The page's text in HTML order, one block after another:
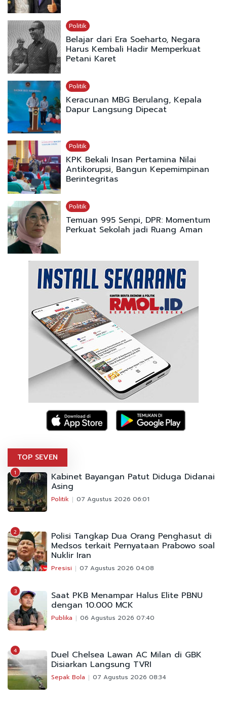
Politik
Belajar dari Era Soeharto, Negara
Harus Kembali Hadir Memperkuat
Petani Karet
Politik
Keracunan MBG Berulang, Kepala
Dapur Langsung Dipecat
Politik
KPK Bekali Insan Pertamina Nilai
Antikorupsi, Bangun Kepemimpinan
Berintegritas
Politik
Temuan 995 Senpi, DPR: Momentum
Perkuat Sekolah jadi Ruang Aman
TOP SEVEN
1 Kabinet Bayangan Patut Diduga Didanai
Asing
Politik 07 Agustus 2026 06:01
2 Polisi Tangkap Dua Orang Penghasut di
Medsos terkait Pernyataan Prabowo soal
Nuklir Iran
Presisi 07 Agustus 2026 04:08
3 Saat PKB Menampar Halus Elite PBNU
dengan 10.000 MCK
Publika 06 Agustus 2026 07:40
4 Duel Chelsea Lawan AC Milan di GBK
Disiarkan Langsung TVRI
Sepak Bola 07 Agustus 2026 08:34